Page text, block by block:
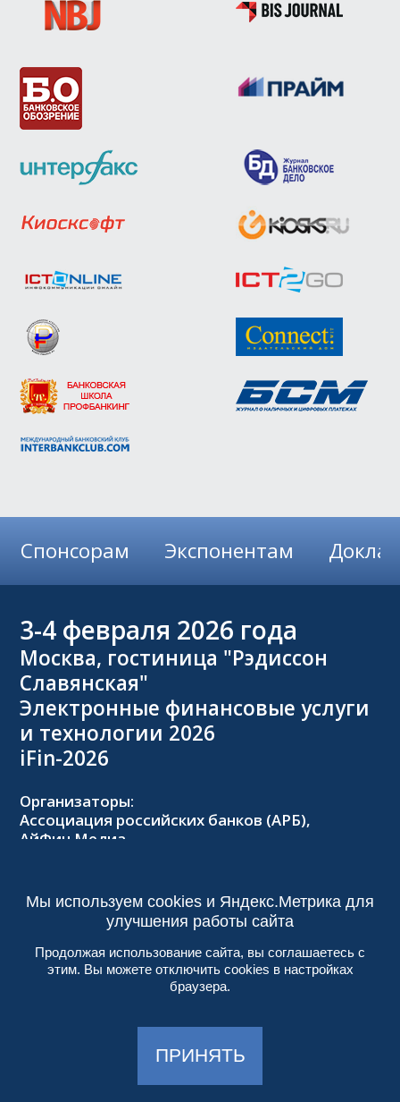
Спонсорам Экспонентам
3-4 февраля 2026 года
Москва, гостиница "Рэдиссон
Славянская"
Электронные финансовые услуги
и технологии 2026
iFin-2026
Организаторы:
Ассоциация российских банков (АРБ),
АйФин Медиа
Тел.: +7 (495) 229-8502, 2026@forumifin.ru
© 2013-2024, ООО «АйФин Медиа»
Пользовательское соглашение
Создание сайта:
Мы используем cookies и Яндекс.Метрика для
улучшения работы сайта
Продолжая использование сайта, вы соглашаетесь с
этим. Вы можете отключить cookies в настройках
браузера.
ПРИНЯТЬ